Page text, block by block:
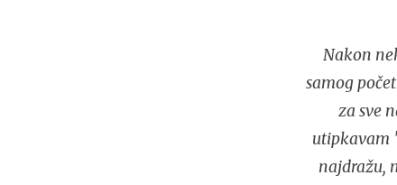
Nakon
samog
za sve
utipkavam
najdražu,